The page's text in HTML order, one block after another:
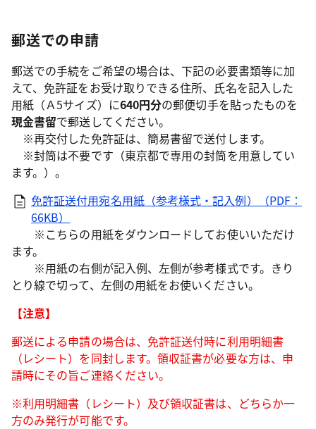
郵送での申請
郵送での手続をご希望の場合は、下記の必要書類等に加
えて、免許証をお受け取りできる住所、氏名を記入した
用紙（Ａ5サイズ）に640円分の郵便切手を貼ったものを
現金書留で郵送してください。
※再交付した免許証は、簡易書留で送付します。
※封筒は不要です（東京都で専用の封筒を用意してい
ます。）。
免許証送付用宛名用紙（参考様式・記入例）（PDF：
66KB）
※こちらの用紙をダウンロードしてお使いいただけ
ます。
※用紙の右側が記入例、左側が参考様式です。きり
とり線で切って、左側の用紙をお使いください。
【注意】
郵送による申請の場合は、免許証送付時に利用明細書
（レシート）を同封します。領収証書が必要な方は、申
請時にその旨ご連絡ください。
※利用明細書（レシート）及び領収証書は、どちらか一
方のみ発行が可能です。